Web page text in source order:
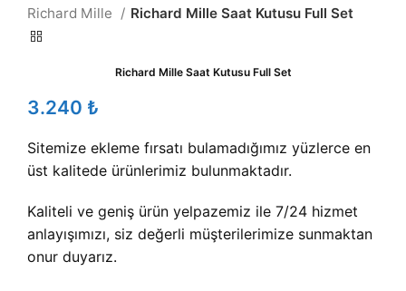
Richard Mille
Richard Mille Saat Kutusu Full Set
Richard Mille Saat Kutusu Full Set
₺
Sitemize ekleme fırsatı bulamadığımız yüzlerce en
üst kalitede ürünlerimiz bulunmaktadır.
Kaliteli ve geniş ürün yelpazemiz ile 7/24 hizmet
anlayışımızı, siz değerli müşterilerimize sunmaktan
onur duyarız.